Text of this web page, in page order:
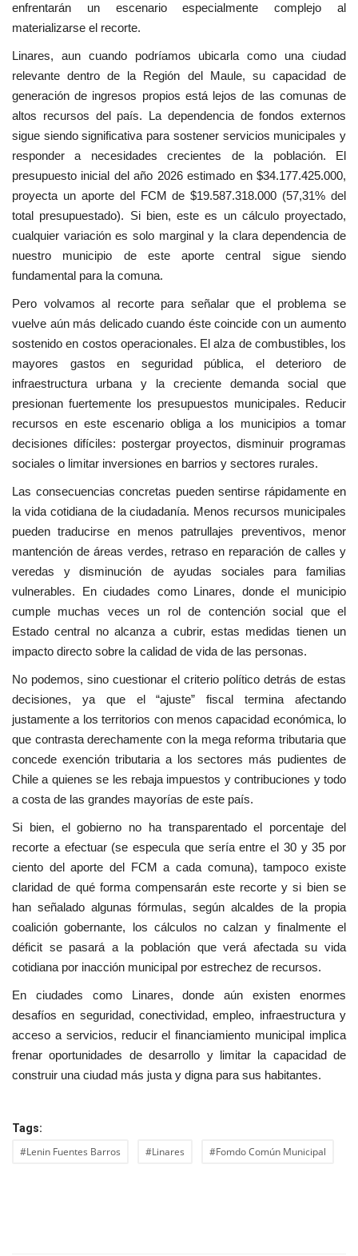
enfrentarán un escenario especialmente complejo al
materializarse el recorte.
Linares, aun cuando podríamos ubicarla como una ciudad
relevante dentro de la Región del Maule, su capacidad de
generación de ingresos propios está lejos de las comunas de
altos recursos del país. La dependencia de fondos externos
sigue siendo significativa para sostener servicios municipales y
responder a necesidades crecientes de la población. El
presupuesto inicial del año 2026 estimado en $34.177.425.000,
proyecta un aporte del FCM de $19.587.318.000 (57,31% del
total presupuestado). Si bien, este es un cálculo proyectado,
cualquier variación es solo marginal y la clara dependencia de
nuestro municipio de este aporte central sigue siendo
fundamental para la comuna.
Pero volvamos al recorte para señalar que el problema se
vuelve aún más delicado cuando éste coincide con un aumento
sostenido en costos operacionales. El alza de combustibles, los
mayores gastos en seguridad pública, el deterioro de
infraestructura urbana y la creciente demanda social que
presionan fuertemente los presupuestos municipales. Reducir
recursos en este escenario obliga a los municipios a tomar
decisiones difíciles: postergar proyectos, disminuir programas
sociales o limitar inversiones en barrios y sectores rurales.
Las consecuencias concretas pueden sentirse rápidamente en
la vida cotidiana de la ciudadanía. Menos recursos municipales
pueden traducirse en menos patrullajes preventivos, menor
mantención de áreas verdes, retraso en reparación de calles y
veredas y disminución de ayudas sociales para familias
vulnerables. En ciudades como Linares, donde el municipio
cumple muchas veces un rol de contención social que el
Estado central no alcanza a cubrir, estas medidas tienen un
impacto directo sobre la calidad de vida de las personas.
No podemos, sino cuestionar el criterio político detrás de estas
decisiones, ya que el “ajuste” fiscal termina afectando
justamente a los territorios con menos capacidad económica, lo
que contrasta derechamente con la mega reforma tributaria que
concede exención tributaria a los sectores más pudientes de
Chile a quienes se les rebaja impuestos y contribuciones y todo
a costa de las grandes mayorías de este país.
Si bien, el gobierno no ha transparentado el porcentaje del
recorte a efectuar (se especula que sería entre el 30 y 35 por
ciento del aporte del FCM a cada comuna), tampoco existe
claridad de qué forma compensarán este recorte y si bien se
han señalado algunas fórmulas, según alcaldes de la propia
coalición gobernante, los cálculos no calzan y finalmente el
déficit se pasará a la población que verá afectada su vida
cotidiana por inacción municipal por estrechez de recursos.
En ciudades como Linares, donde aún existen enormes
desafíos en seguridad, conectividad, empleo, infraestructura y
acceso a servicios, reducir el financiamiento municipal implica
frenar oportunidades de desarrollo y limitar la capacidad de
construir una ciudad más justa y digna para sus habitantes.
Tags:
#Lenin Fuentes Barros #Linares #Fomdo Común Municipal